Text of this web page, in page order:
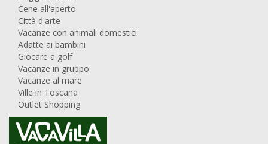
Cene all'aperto
Città d'arte
Vacanze con animali domestici
Adatte ai bambini
Giocare a golf
Vacanze in gruppo
Vacanze al mare
Ville in Toscana
Outlet Shopping